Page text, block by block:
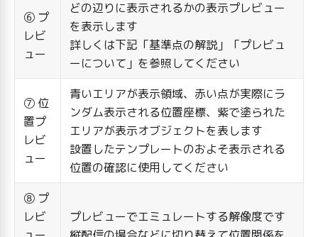
⑥ プ
レビ
ュー
どの辺りに表示されるかの表示プレビュー
を表示します
詳しくは下記「基準点の解説」「プレビュ
ーについて」を参照してください
⑦ 位
置プ
レビ
ュー
青いエリアが表示領域、赤い点が実際にラ
ンダム表示される位置座標、紫で塗られた
エリアが表示オブジェクトを表します
設置したテンプレートのおよそ表示される
位置の確認に使用してください
⑧ プ
レビ
プレビューでエミュレートする解像度です